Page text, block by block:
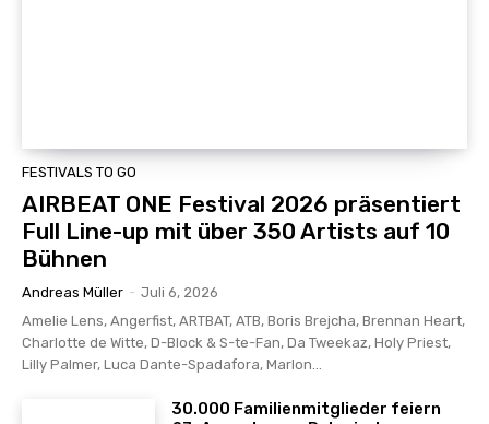
FESTIVALS TO GO
AIRBEAT ONE Festival 2026 präsentiert
Full Line-up mit über 350 Artists auf 10
Bühnen
Andreas Müller - Juli 6, 2026
Amelie Lens, Angerfist, ARTBAT, ATB, Boris Brejcha, Brennan Heart,
Charlotte de Witte, D-Block & S-te-Fan, Da Tweekaz, Holy Priest,
Lilly Palmer, Luca Dante-Spadafora, Marlon...
30.000 Familienmitglieder feiern